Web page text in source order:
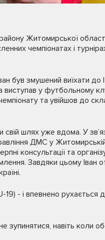
Житомирської
чемпіонатах і
був змушений виїхати до
у футбольному
та увійшов до
шлях уже вдома. У
ДМС у
консультації та
Завдяки цьому Іван
19) - і впевнено рухається
зупинятися, навіть коли